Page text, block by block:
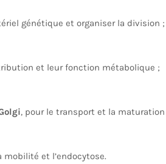
génétique et organiser la division ;
et leur fonction métabolique ;
, pour le transport et la
mobilité et l’endocytose.